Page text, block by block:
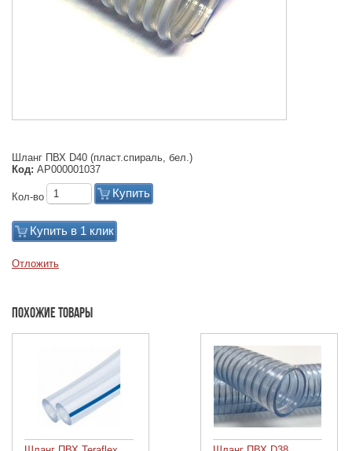
Шланг ПВХ D40 (пласт.спираль, бел.)
Код: АР000001037
Кол-во Купить
Купить в 1 клик
Отложить
Похожие товары